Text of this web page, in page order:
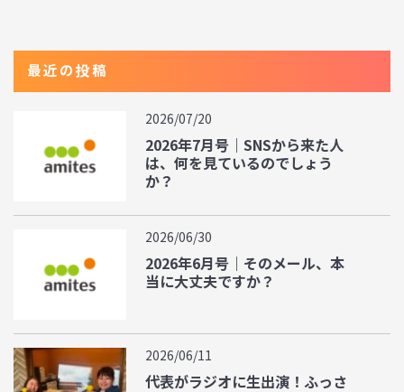
最近の投稿
2026/07/20
2026年7月号｜SNSから来た人
は、何を見ているのでしょう
か？
2026/06/30
2026年6月号｜そのメール、本
当に大丈夫ですか？
2026/06/11
代表がラジオに生出演！ふっさ